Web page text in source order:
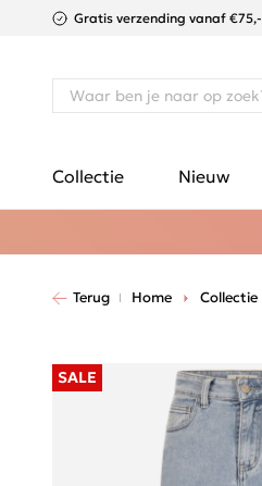
Gratis verzending vanaf €75,-
Collectie Nieuw
Terug Home Collectie
SALE